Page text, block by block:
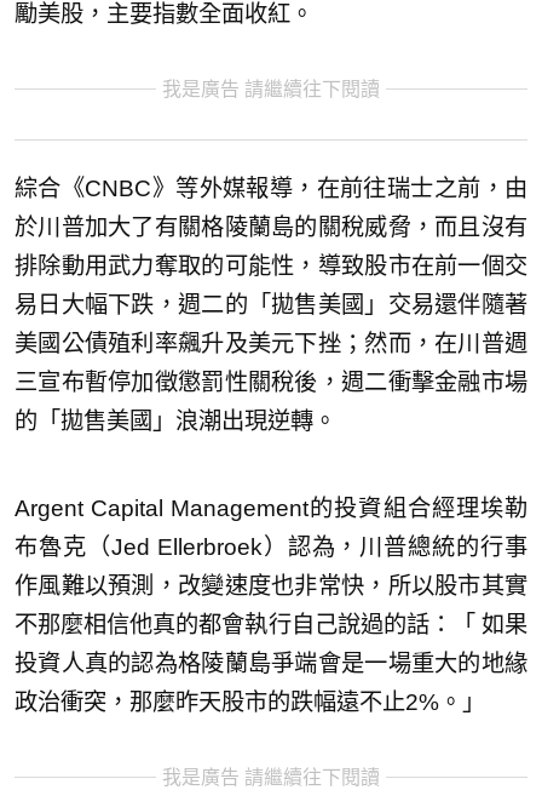
勵美股，主要指數全面收紅。
我是廣告 請繼續往下閱讀
綜合《CNBC》等外媒報導，在前往瑞士之前，由
於川普加大了有關格陵蘭島的關稅威脅，而且沒有
排除動用武力奪取的可能性，導致股市在前一個交
易日大幅下跌，週二的「拋售美國」交易還伴隨著
美國公債殖利率飆升及美元下挫；然而，在川普週
三宣布暫停加徵懲罰性關稅後，週二衝擊金融市場
的「拋售美國」浪潮出現逆轉。
Argent Capital Management的投資組合經理埃勒
布魯克（Jed Ellerbroek）認為，川普總統的行事
作風難以預測，改變速度也非常快，所以股市其實
不那麼相信他真的都會執行自己說過的話：「 如果
投資人真的認為格陵蘭島爭端會是一場重大的地緣
政治衝突，那麼昨天股市的跌幅遠不止2%。」
我是廣告 請繼續往下閱讀